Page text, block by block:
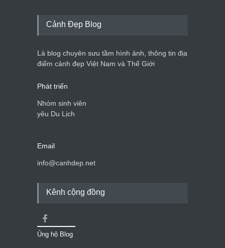
du lịch quốc gia
Cảnh đẹp Việt Nam 24/04/2020
Cảnh Đẹp Blog
Là blog chuyên sưu tầm hình ảnh, thông tin địa
điểm cảnh đẹp Việt Nam và Thế Giới
Phát triển
Nhóm sinh viên
yêu Du Lịch
Email
info@canhdep.net
Kênh cộng đồng
Ủng hộ Blog